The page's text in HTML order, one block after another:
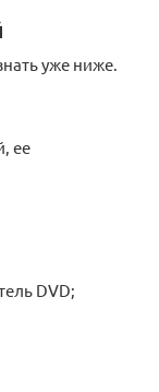
уже ниже.
ее
DVD;